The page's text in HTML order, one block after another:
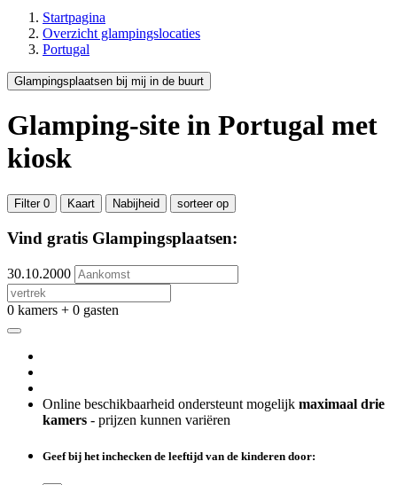
Startpagina
Overzicht glampingslocaties
Portugal
Glampingsplaatsen bij mij in de buurt
Glamping-site in Portugal met
kiosk
Filter 0 Kaart Nabijheid sorteer op
Vind gratis Glampingsplaatsen:
30.10.2000
0 kamers + 0 gasten
Online beschikbaarheid ondersteunt mogelijk maximaal drie
kamers - prijzen kunnen variëren
Geef bij het inchecken de leeftijd van de kinderen door: